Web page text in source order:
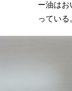
ー油はお
っている